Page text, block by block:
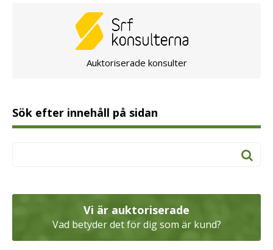
Auktoriserade konsulter
Sök efter innehåll på sidan
Vi är auktoriserade
Vad betyder det för dig som är kund?